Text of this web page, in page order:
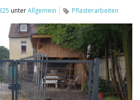
h
a
unterAllgemein Pflasterarbeiten